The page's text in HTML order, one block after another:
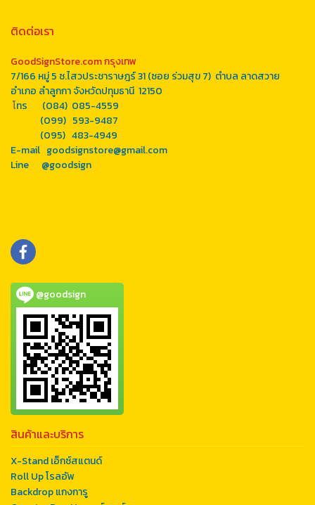
ติดต่อเรา
GoodSignStore.com กรุงเทพ
7/166 หมู่ 5 ซ.ไสวประชาราษฎร์ 31 (ซอย ร่วมสุข 7) ตำบล ลาดสวาย
อำเภอ ลำลูกกา จังหวัดปทุมธานี 12150
โทร (084) 085-4559
(099) 593-9487
(095) 483-4949
E-mail goodsignstore@gmail.com
Line @goodsign
@goodsign
สินค้าและบริการ
X-Stand เอ็กซ์สแตนด์
Roll Up โรลอัพ
Backdrop แกงการู